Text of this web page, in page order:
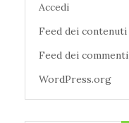
Accedi
Feed dei contenuti
Feed dei commenti
WordPress.org